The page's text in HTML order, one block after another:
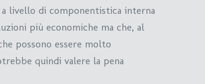
a livello di componentistica interna
più economiche ma che, al
possono essere molto
quindi valere la pena